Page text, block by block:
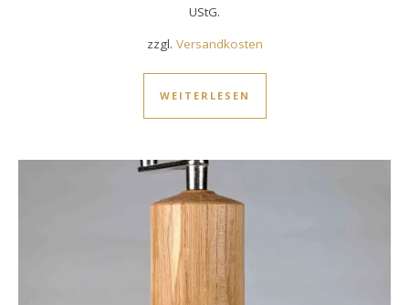
UStG.
zzgl. Versandkosten
WEITERLESEN